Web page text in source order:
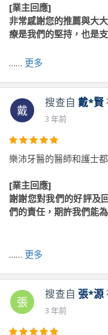
[業主回應]
非常感謝您的推薦與大
療是我們的堅持，也是
…… 更多
戴
搜查自 戴*賢
3 年前
樂沛牙醫的醫師和護士
[業主回應]
謝謝您對我們的好評及
們的責任，期許我們能
前往原文出處
…… 更多
張
搜查自 張*源
3 年前